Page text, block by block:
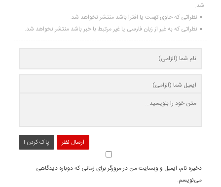
شد.
نظراتی که حاوی تهمت یا افترا باشد منتشر نخواهد شد.
نظراتی که به غیر از زبان فارسی یا غیر مرتبط با خبر باشد منتشر نخواهد شد.
ارسال نظر پاک کردن !
ذخیره نام، ایمیل و وبسایت من در مرورگر برای زمانی که دوباره دیدگاهی
می‌نویسم.